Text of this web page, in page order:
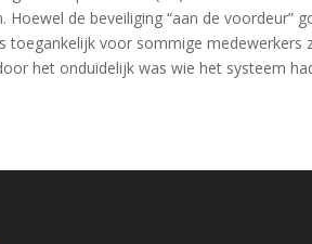
Hoewel de beveiliging “aan de
toegankelijk voor sommige
het onduidelijk was wie het systeem